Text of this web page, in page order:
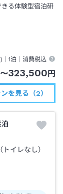
る体験型宿泊研
｜1泊 ｜消費税込
〜323,500円
を見る（2）
イレなし）